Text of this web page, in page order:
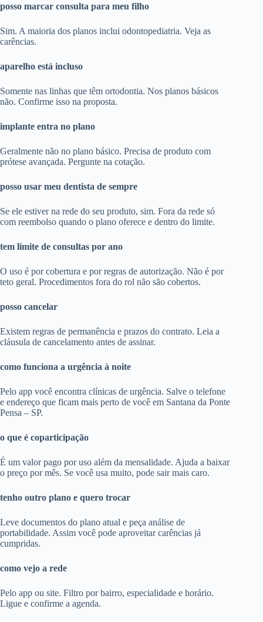
posso marcar consulta para meu filho
Sim. A maioria dos planos inclui odontopediatria. Veja as
carências.
aparelho está incluso
Somente nas linhas que têm ortodontia. Nos planos básicos
não. Confirme isso na proposta.
implante entra no plano
Geralmente não no plano básico. Precisa de produto com
prótese avançada. Pergunte na cotação.
posso usar meu dentista de sempre
Se ele estiver na rede do seu produto, sim. Fora da rede só
com reembolso quando o plano oferece e dentro do limite.
tem limite de consultas por ano
O uso é por cobertura e por regras de autorização. Não é por
teto geral. Procedimentos fora do rol não são cobertos.
posso cancelar
Existem regras de permanência e prazos do contrato. Leia a
cláusula de cancelamento antes de assinar.
como funciona a urgência à noite
Pelo app você encontra clínicas de urgência. Salve o telefone
e endereço que ficam mais perto de você em Santana da Ponte
Pensa – SP.
o que é coparticipação
É um valor pago por uso além da mensalidade. Ajuda a baixar
o preço por mês. Se você usa muito, pode sair mais caro.
tenho outro plano e quero trocar
Leve documentos do plano atual e peça análise de
portabilidade. Assim você pode aproveitar carências já
cumpridas.
como vejo a rede
Pelo app ou site. Filtro por bairro, especialidade e horário.
Ligue e confirme a agenda.